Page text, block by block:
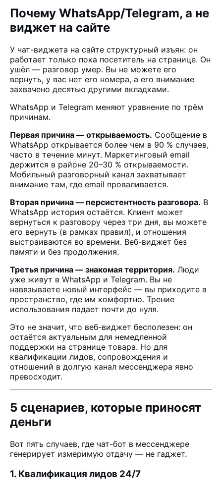
Почему WhatsApp/Telegram, а не
виджет на сайте
У чат-виджета на сайте структурный изъян: он
работает только пока посетитель на странице. Он
ушёл — разговор умер. Вы не можете его
вернуть, у вас нет его номера, а его внимание
захвачено десятью другими вкладками.
WhatsApp и Telegram меняют уравнение по трём
причинам.
Первая причина — открываемость. Сообщение в
WhatsApp открывается более чем в 90 % случаев,
часто в течение минут. Маркетинговый email
держится в районе 20–30 % открываемости.
Мобильный разговорный канал захватывает
внимание там, где email проваливается.
Вторая причина — персистентность разговора. В
WhatsApp история остаётся. Клиент может
вернуться к разговору через три дня, вы можете
его вернуть (в рамках правил), и отношения
выстраиваются во времени. Веб-виджет без
памяти и без продолжения.
Третья причина — знакомая территория. Люди
уже живут в WhatsApp и Telegram. Вы не
навязываете новый интерфейс — вы приходите в
пространство, где им комфортно. Трение
использования падает почти до нуля.
Это не значит, что веб-виджет бесполезен: он
остаётся актуальным для немедленной
поддержки на странице товара. Но для
квалификации лидов, сопровождения и
отношений в долгую канал мессенджера явно
превосходит.
5 сценариев, которые приносят
деньги
Вот пять случаев, где чат-бот в мессенджере
генерирует измеримую отдачу — не гаджет.
1. Квалификация лидов 24/7